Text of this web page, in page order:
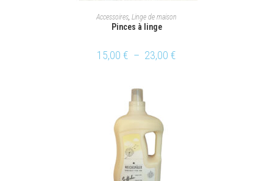
CHOIX DES OPTIONS
Accessoires, Linge de maison
Pinces à linge
15,00 € – 23,00 €